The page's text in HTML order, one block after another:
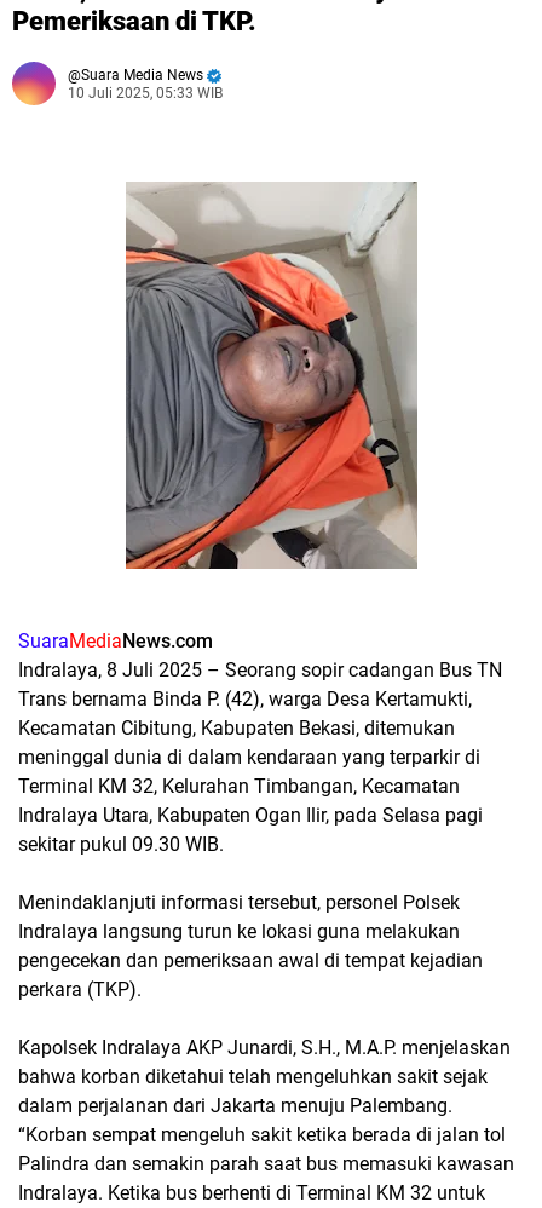
Pemeriksaan di TKP.
Suara Media News
10 Juli 2025, 05:33 WIB
SuaraMediaNews.com
Indralaya, 8 Juli 2025 – Seorang sopir cadangan Bus TN
Trans bernama Binda P. (42), warga Desa Kertamukti,
Kecamatan Cibitung, Kabupaten Bekasi, ditemukan
meninggal dunia di dalam kendaraan yang terparkir di
Terminal KM 32, Kelurahan Timbangan, Kecamatan
Indralaya Utara, Kabupaten Ogan Ilir, pada Selasa pagi
sekitar pukul 09.30 WIB.
Menindaklanjuti informasi tersebut, personel Polsek
Indralaya langsung turun ke lokasi guna melakukan
pengecekan dan pemeriksaan awal di tempat kejadian
perkara (TKP).
Kapolsek Indralaya AKP Junardi, S.H., M.A.P. menjelaskan
bahwa korban diketahui telah mengeluhkan sakit sejak
dalam perjalanan dari Jakarta menuju Palembang.
“Korban sempat mengeluh sakit ketika berada di jalan tol
Palindra dan semakin parah saat bus memasuki kawasan
Indralaya. Ketika bus berhenti di Terminal KM 32 untuk